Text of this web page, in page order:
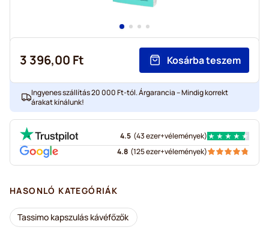
3 396,00 Ft Kosárba teszem
Ingyenes szállítás 20 000 Ft-tól. Árgarancia – Mindig korrekt
árakat kínálunk!
4.5 (43 ezer+vélemények)
4.8 (125 ezer+vélemények)
HASONLÓ KATEGÓRIÁK
Tassimo kapszulás kávéfőzők